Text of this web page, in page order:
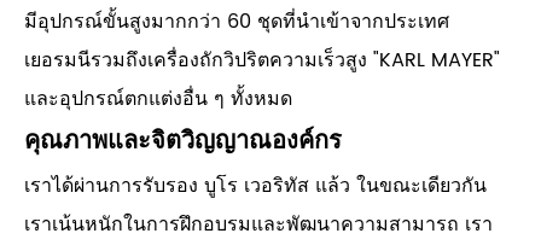
มีอุปกรณ์ขั้นสูงมากกว่า 60 ชุดที่นำเข้าจากประเทศ
เยอรมนีรวมถึงเครื่องถักวิปริตความเร็วสูง "KARL MAYER"
และอุปกรณ์ตกแต่งอื่น ๆ ทั้งหมด
คุณภาพและจิตวิญญาณองค์กร
เราได้ผ่านการรับรอง บูโร เวอริทัส แล้ว ในขณะเดียวกัน
เราเน้นหนักในการฝึกอบรมและพัฒนาความสามารถ เรา